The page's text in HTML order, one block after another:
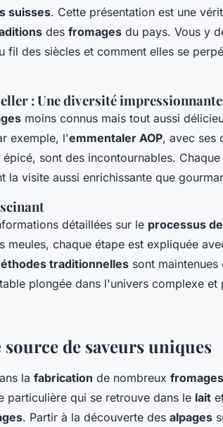
suisses. Cette présentation est une
des fromages du pays. Vous y
fil des siècles et comment elles se
: Une diversité impressionnante
moins connus mais tout aussi
exemple, l'emmentaler AOP, avec ses
sont des incontournables. Chaque
visite aussi enrichissante que
détaillées sur le processus
meules, chaque étape est expliquée
traditionnelles sont
plongée dans l'univers complexe et
source de saveurs uniques
la fabrication de nombreux
qui se retrouve dans le lait
. Partir à la découverte des alpages